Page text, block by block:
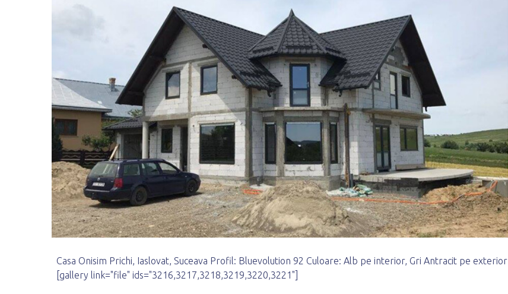
Casa Onisim Prichi, Iaslovat, Suceava Profil: Bluevolution 92 Culoare: Alb pe interior, Gri Antracit pe exterior
[gallery link="file" ids="3216,3217,3218,3219,3220,3221"]